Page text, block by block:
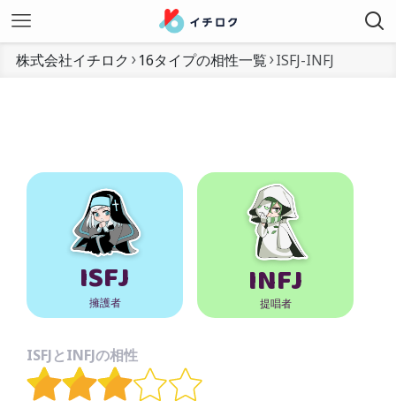
株式会社イチロク 16タイプの相性一覧 ISFJ-INFJ
ISFJ
擁護者 INFJ
提唱者
ISFJとINFJの相性